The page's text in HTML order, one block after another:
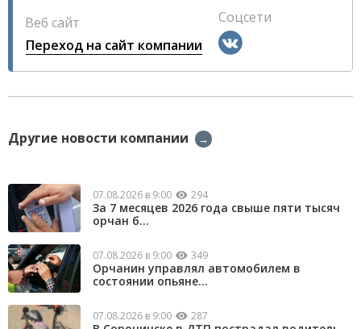
Веб сайт
Переход на сайт компании
Соцсети
Другие новости компании →
07.08.2026 в 9:00 294
За 7 месяцев 2026 года свыше пяти тысяч
орчан б...
07.08.2026 в 9:00 349
Орчанин управлял автомобилем в
состоянии опьяне...
07.08.2026 в 9:00 287